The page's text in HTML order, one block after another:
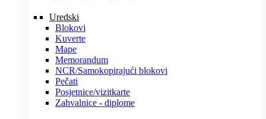
Uredski
Blokovi
Kuverte
Mape
Memorandum
NCR/Samokopirajući blokovi
Pečati
Posjetnice/vizitkarte
Zahvalnice - diplome